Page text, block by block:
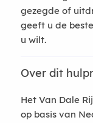
gezegde of
geeft u de
u wilt.
Over dit
Het Van Dale
op basis van